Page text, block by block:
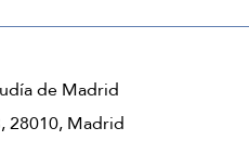
de Madrid
28010, Madrid